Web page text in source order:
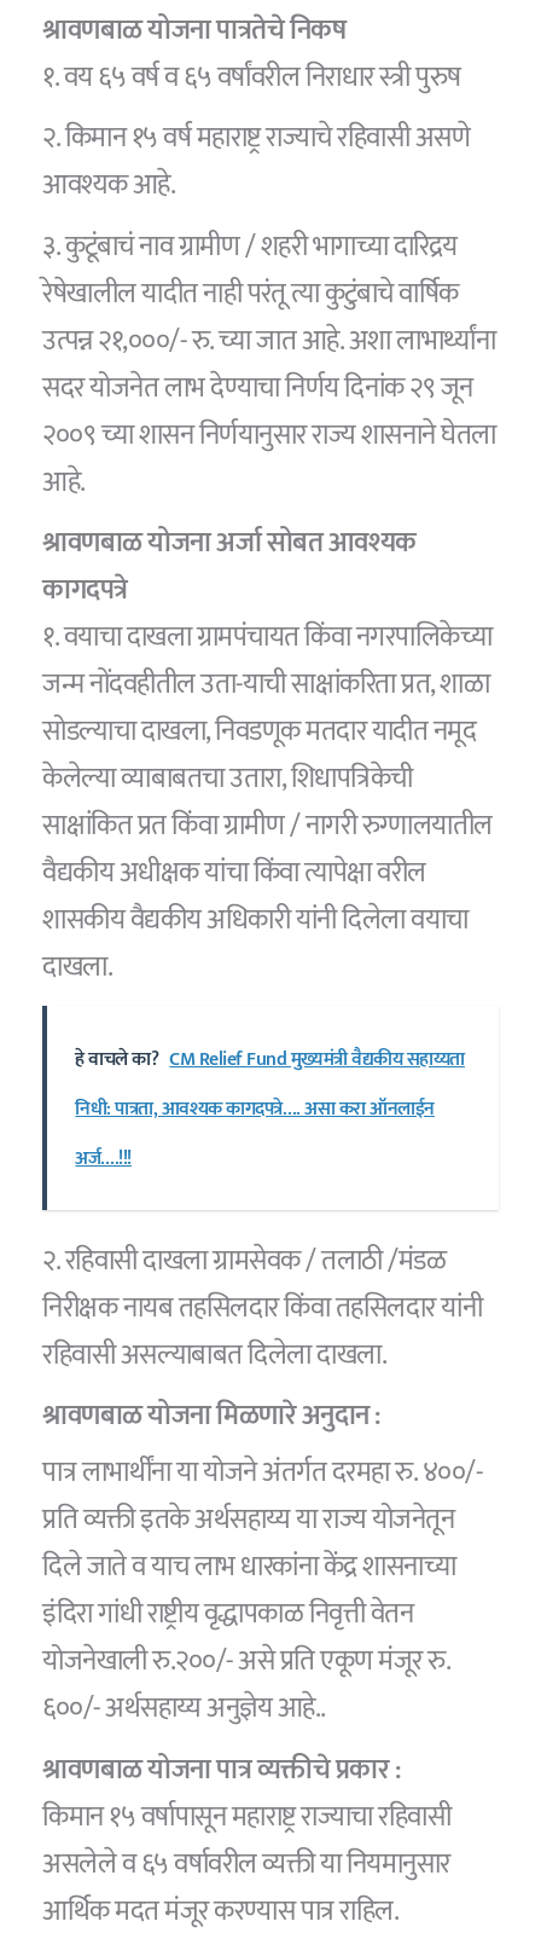
श्रावणबाळ योजनापात्रतेचे निकष
१. वय ६५ वर्ष व ६५ वर्षांवरील निराधार स्त्री पुरुष
२. किमान १५ वर्ष महाराष्ट्र राज्याचे रहिवासी असणे
आवश्यक आहे.
३. कुटूंबाचं नाव ग्रामीण / शहरी भागाच्या दारिद्रय
रेषेखालील यादीत नाही परंतू त्या कुटुंबाचे वार्षिक
उत्पन्न २१,०००/- रु. च्या जात आहे. अशा लाभार्थ्यांना
सदर योजनेत लाभ देण्याचा निर्णय दिनांक २९ जून
२००९ च्या शासन निर्णयानुसार राज्य शासनाने घेतला
आहे.
श्रावणबाळ योजनाअर्जा सोबत आवश्यक
कागदपत्रे
१. वयाचा दाखला ग्रामपंचायत किंवा नगरपालिकेच्या
जन्म नोंदवहीतील उता-याची साक्षांकरिता प्रत, शाळा
सोडल्याचा दाखला, निवडणूक मतदार यादीत नमूद
केलेल्या व्याबाबतचा उतारा, शिधापत्रिकेची
साक्षांकित प्रत किंवा ग्रामीण / नागरी रुग्णालयातील
वैद्यकीय अधीक्षक यांचा किंवा त्यापेक्षा वरील
शासकीय वैद्यकीय अधिकारी यांनी दिलेला वयाचा
दाखला.
हे वाचले का? CM Relief Fund मुख्यमंत्री वैद्यकीय सहाय्यता
निधी: पात्रता, आवश्यक कागदपत्रे…. असा करा ऑनलाईन
अर्ज….!!!
२. रहिवासी दाखला ग्रामसेवक / तलाठी /मंडळ
निरीक्षक नायब तहसिलदार किंवा तहसिलदार यांनी
रहिवासी असल्याबाबत दिलेला दाखला.
श्रावणबाळ योजनामिळणारे अनुदान :
पात्र लाभार्थींना या योजने अंतर्गत दरमहा रु. ४००/-
प्रति व्यक्ती इतके अर्थसहाय्य या राज्य योजनेतून
दिले जाते व याच लाभ धारकांना केंद्र शासनाच्या
इंदिरा गांधी राष्ट्रीय वृद्धापकाळ निवृत्ती वेतन
योजनेखाली रु.२००/- असे प्रति एकूण मंजूर रु.
६००/- अर्थसहाय्य अनुज्ञेय आहे..
श्रावणबाळ योजनापात्र व्यक्तीचे प्रकार :
किमान १५ वर्षापासून महाराष्ट्र राज्याचा रहिवासी
असलेले व ६५ वर्षावरील व्यक्ती या नियमानुसार
आर्थिक मदत मंजूर करण्यास पात्र राहिल.